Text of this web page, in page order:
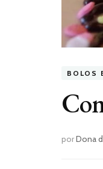
BOLOS
porDona